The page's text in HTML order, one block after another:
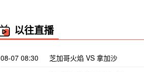
以往直播
08-07 08:30
芝加哥火焰 VS 拿加沙